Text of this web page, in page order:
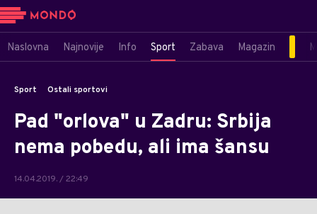
Naslovna Najnovije Info Sport Zabava Magazin
Sport Ostali sportovi
Pad "orlova" u Zadru: Srbija
nema pobedu, ali ima šansu
14.04.2019. / 22:49